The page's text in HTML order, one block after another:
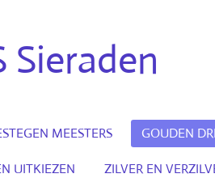
Sieraden
MEESTERS GOUDEN
UITKIEZEN ZILVER EN